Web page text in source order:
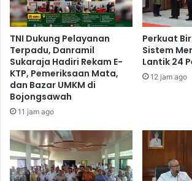
TNI Dukung Pelayanan
Terpadu, Danramil
Sukaraja Hadiri Rekam E-
KTP, Pemeriksaan Mata,
dan Bazar UMKM di
Bojongsawah
11 jam ago
Perkuat
Sistem
Lantik 24
12 jam ago